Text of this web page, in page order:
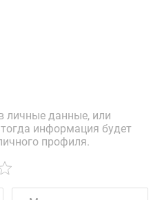
личные данные, или
тогда информация будет
профиля.